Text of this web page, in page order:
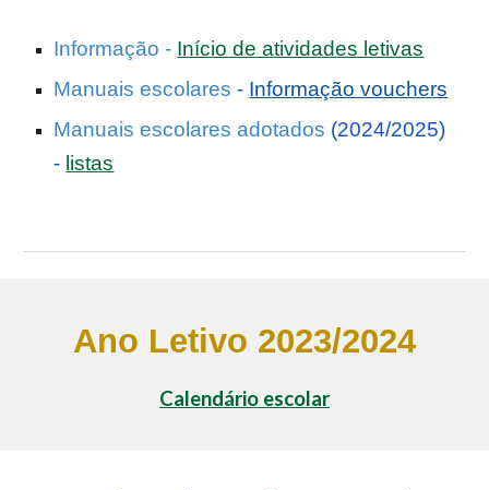
Informação - Início de atividades letivas
Manuais escolares - Informação vouchers
Manuais escolares adotados (2024/2025)
- listas
Ano Letivo 2023/2024
Calendário escolar